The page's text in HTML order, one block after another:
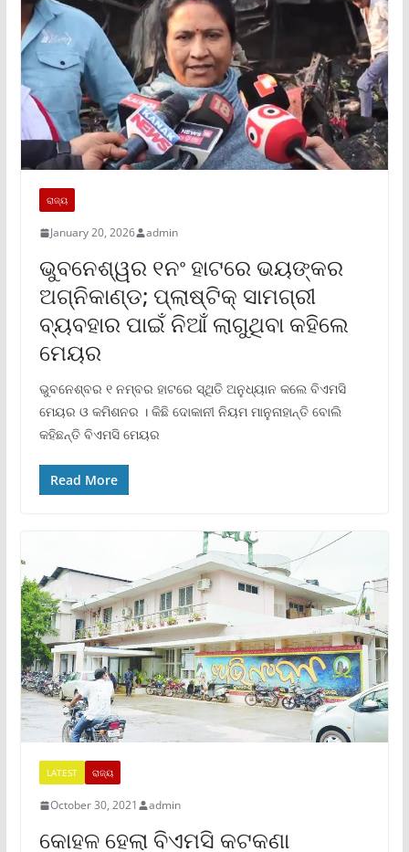
ରାଜ୍ୟ
January 20, 2026 admin
ଭୁବନେଶ୍ୱର ୧ନଂ ହାଟରେ ଭୟଙ୍କର
ଅଗ୍ନିକାଣ୍ଡ; ପ୍ଲାଷ୍ଟିକ୍ ସାମଗ୍ରୀ
ବ୍ୟବହାର ପାଇଁ ନିଆଁ ଲାଗୁଥିବା କହିଲେ
ମେୟର
ଭୁବନେଶ୍ବର ୧ ନମ୍ବର ହାଟରେ ସ୍ଥିତି ଅନୁଧ୍ୟାନ କଲେ ବିଏମସି
ମେୟର ଓ କମିଶନର । କିଛି ଦୋକାନୀ ନିୟମ ମାନୁନାହାନ୍ତି ବୋଲି
କହିଛନ୍ତି ବିଏମସି ମେୟର
Read More
LATEST ରାଜ୍ୟ
October 30, 2021 admin
କୋହଳ ହେଲା ବିଏମସି କଟକଣା